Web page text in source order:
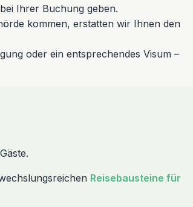
bei Ihrer Buchung geben.
kommen, erstatten wir Ihnen den
oder ein entsprechendes Visum –
Reisebausteine für